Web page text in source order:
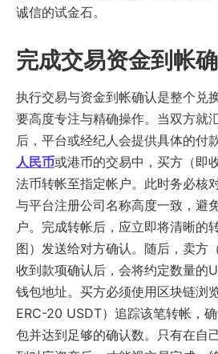
诚信的试金石。
完成交易资金到帐
执行交易与资金到帐确认是整个兑
要高度专注与精确操作。当双方就
后，平台或经纪人会提供具体的付
人民币或港币的交易中，买方（即
法币转帐至指定帐户。此时务必核
与平台注册公司名称高度一致，避
户。完成转帐后，应立即将清晰的
图）发送给对方确认。随后，卖方
收到款项确认后，会将约定数量的
钱包地址。买方必须使用区块链浏
ERC-20 USDT）追踪该笔转帐，
包并达到足够的确认数。只有在自